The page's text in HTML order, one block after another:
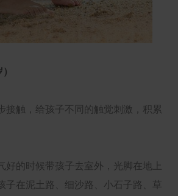
接触，给孩子不同的触觉刺激，积累
好的时候带孩子去室外，光脚在地上
子在泥土路、细沙路、小石子路、草